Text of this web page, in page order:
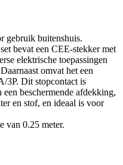
gebruik buitenshuis.
bevat een CEE-stekker met
elektrische toepassingen
omvat het een
3P. Dit stopcontact is
beschermende afdekking,
en stof, en ideaal is voor
van 0.25 meter.